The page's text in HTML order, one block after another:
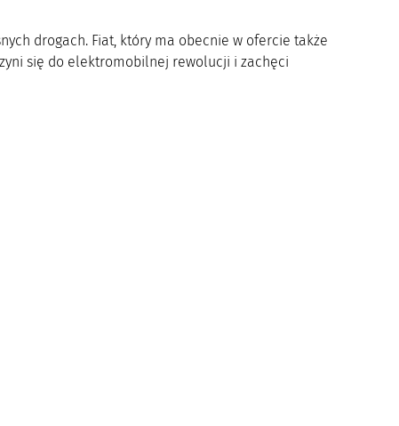
drogach. Fiat, który ma obecnie w ofercie także
się do elektromobilnej rewolucji i zachęci